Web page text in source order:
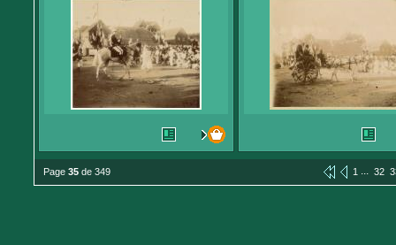
Page 35 de 349 1 ... 32